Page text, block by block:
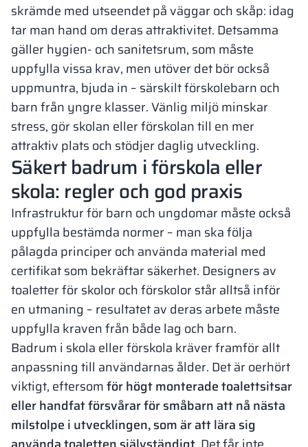
skrämde med utseendet på väggar och skåp: idag
tar man hand om deras attraktivitet. Detsamma
gäller hygien- och sanitetsrum, som måste
uppfylla vissa krav, men utöver det bör också
uppmuntra, bjuda in – särskilt förskolebarn och
barn från yngre klasser. Vänlig miljö minskar
stress, gör skolan eller förskolan till en mer
attraktiv plats och stödjer daglig utveckling.
Säkert badrum i förskola eller
skola: regler och god praxis
Infrastruktur för barn och ungdomar måste också
uppfylla bestämda normer – man ska följa
pålagda principer och använda material med
certifikat som bekräftar säkerhet. Designers av
toaletter för skolor och förskolor står alltså inför
en utmaning – resultatet av deras arbete måste
uppfylla kraven från både lag och barn.
Badrum i skola eller förskola kräver framför allt
anpassning till användarnas ålder. Det är oerhört
viktigt, eftersomför högt monterade toalettsitsar
eller handfat försvårar för småbarn att nå nästa
milstolpe i utvecklingen, som är att lära sig